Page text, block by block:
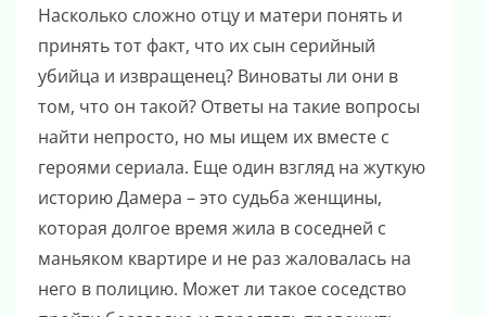
Насколько сложно отцу и матери понять и
принять тот факт, что их сын серийный
убийца и извращенец? Виноваты ли они в
том, что он такой? Ответы на такие вопросы
найти непросто, но мы ищем их вместе с
героями сериала. Еще один взгляд на жуткую
историю Дамера – это судьба женщины,
которая долгое время жила в соседней с
маньяком квартире и не раз жаловалась на
него в полицию. Может ли такое соседство